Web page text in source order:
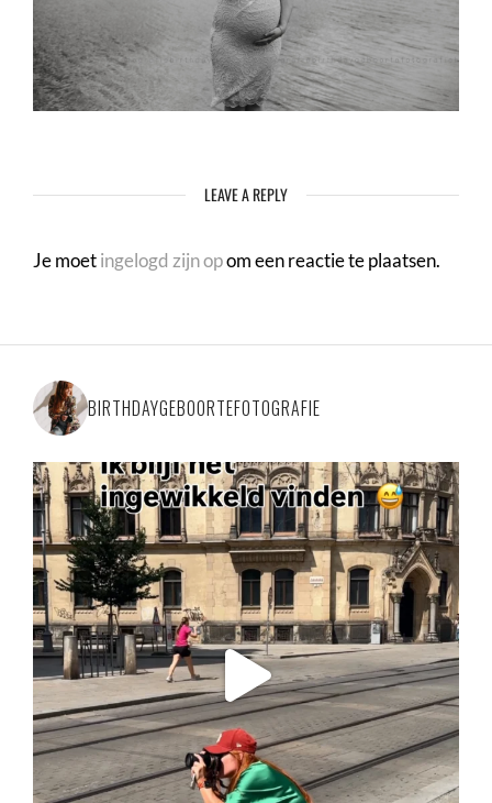
LEAVE A REPLY
Je moetingelogd zijn opom een reactie te plaatsen.
BIRTHDAYGEBOORTEFOTOGRAFIE